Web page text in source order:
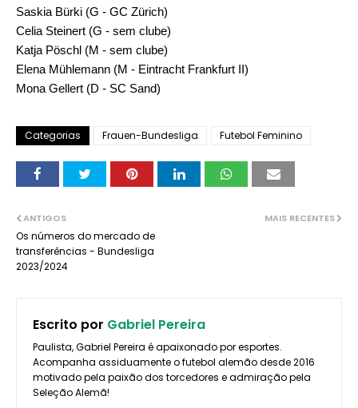
Saskia Bürki (G - GC Zürich)
Celia Steinert (G - sem clube)
Katja Pöschl (M - sem clube)
Elena Mühlemann (M - Eintracht Frankfurt II)
Mona Gellert (D - SC Sand)
Categorias Frauen-Bundesliga Futebol Feminino
MAIS RECENTES
ANTIGOS
Os números do mercado de
transferências - Bundesliga
2023/2024
Escrito por Gabriel Pereira
Paulista, Gabriel Pereira é apaixonado por esportes.
Acompanha assiduamente o futebol alemão desde 2016
motivado pela paixão dos torcedores e admiração pela
Seleção Alemã!